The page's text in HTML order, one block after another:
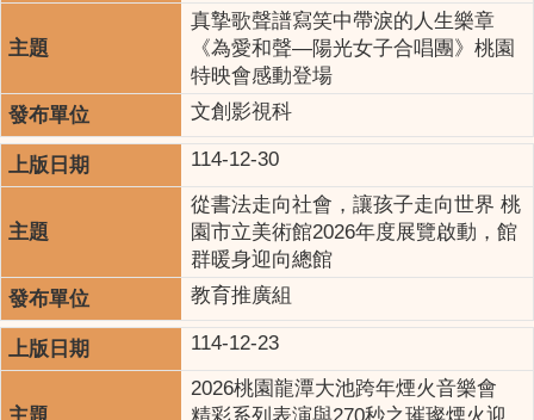
真摯歌聲譜寫笑中帶淚的人生樂章
《為愛和聲—陽光女子合唱團》桃園
特映會感動登場
文創影視科
114-12-30
從書法走向社會，讓孩子走向世界 桃
園市立美術館2026年度展覽啟動，館
群暖身迎向總館
教育推廣組
114-12-23
2026桃園龍潭大池跨年煙火音樂會